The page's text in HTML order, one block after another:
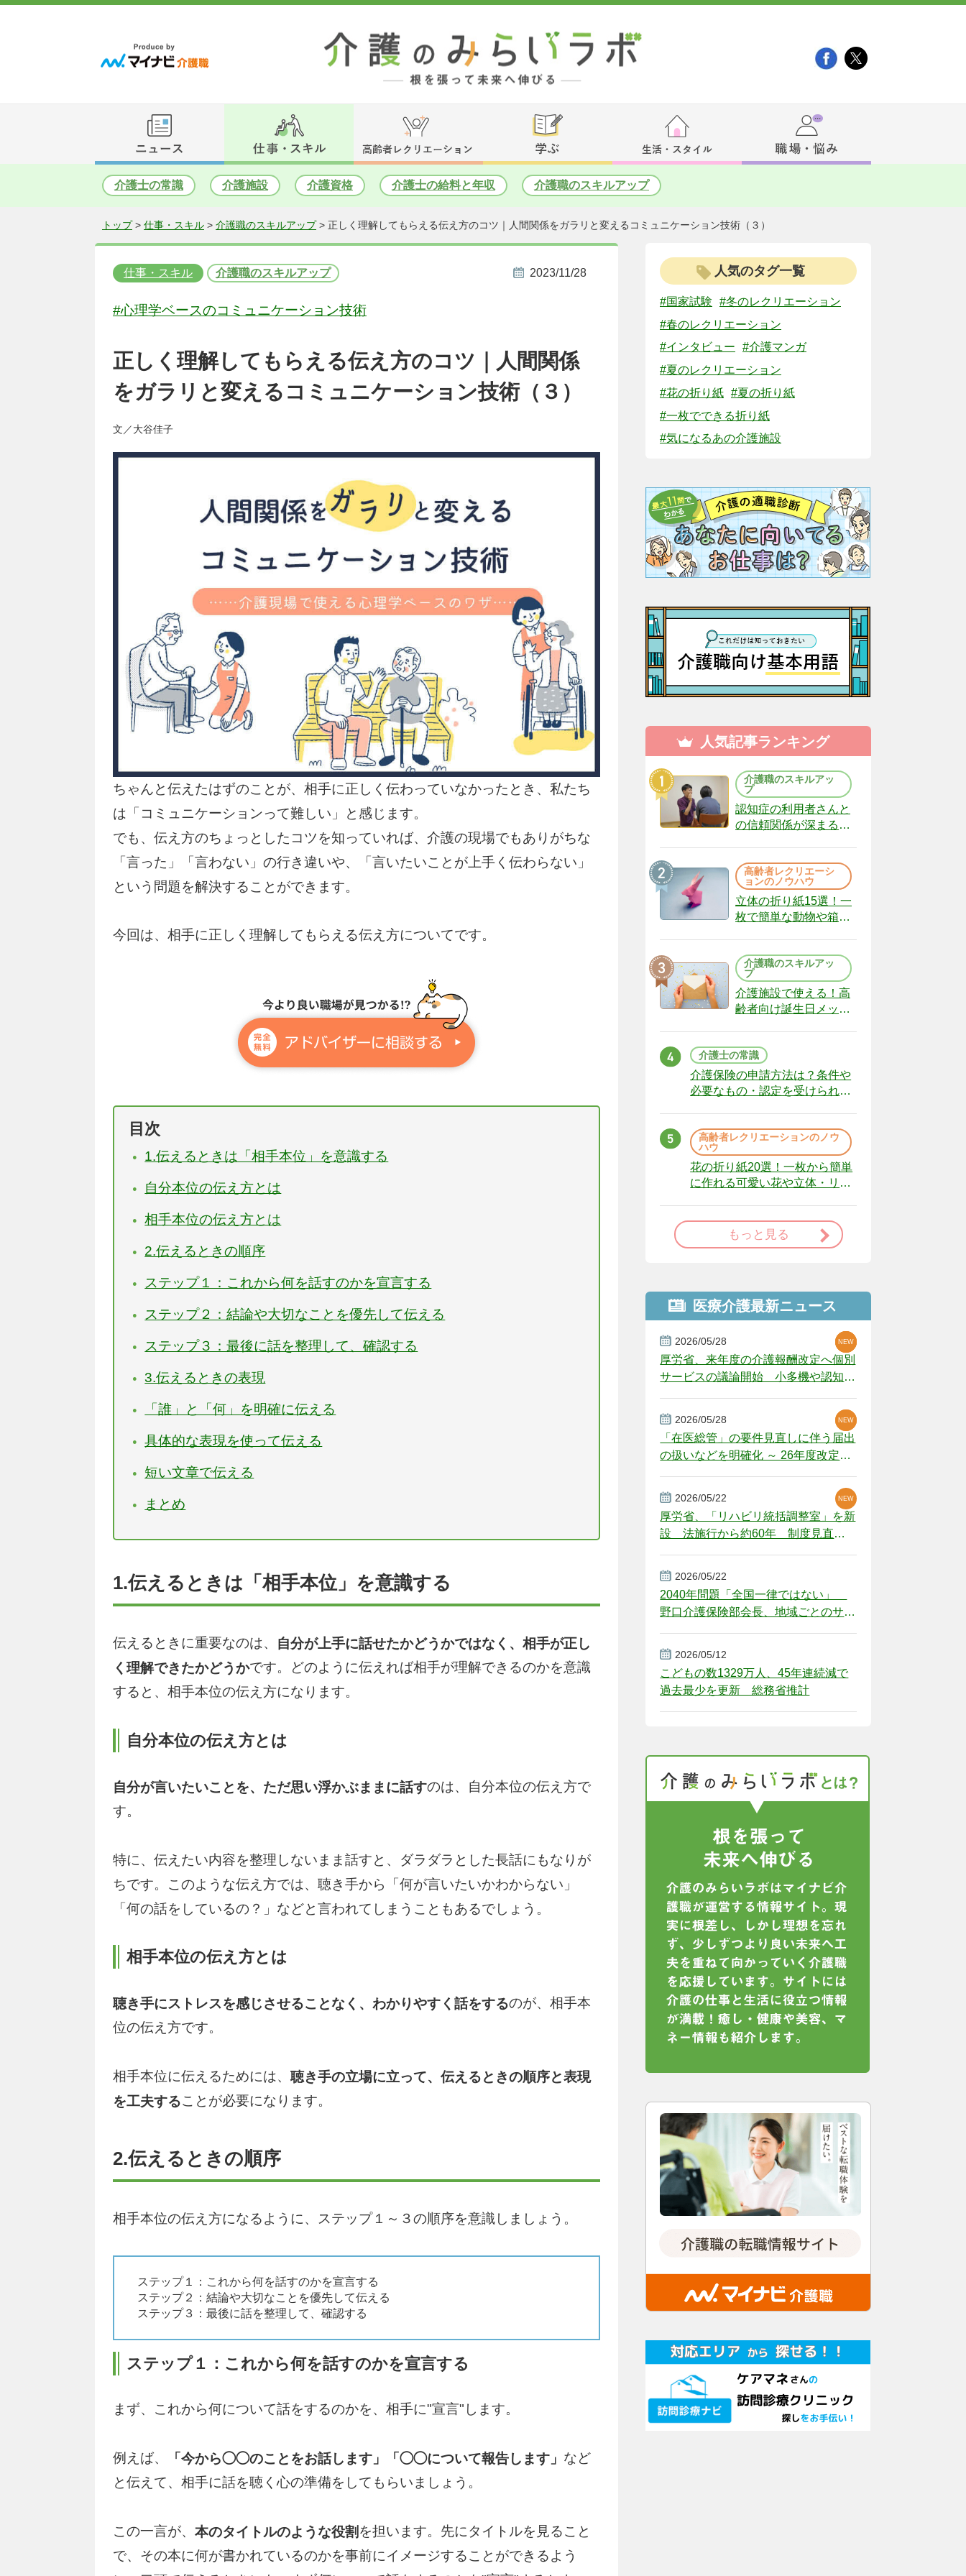
介護士の常識 介護施設 介護資格 介護士の給料と年収 介護職のスキルアップ
トップ> 仕事・スキル > 介護職のスキルアップ> 正しく理解してもらえる伝え方のコツ｜人間関係をガラリと変えるコミュニケーション技術（３）
仕事・スキル 介護職のスキルアップ 2023/11/28
#心理学ベースのコミュニケーション技術
正しく理解してもらえる伝え方のコツ｜人間関係
をガラリと変えるコミュニケーション技術（３）
文／大谷佳子
ちゃんと伝えたはずのことが、相手に正しく伝わっていなかったとき、私たち
は「コミュニケーションって難しい」と感じます。
でも、伝え方のちょっとしたコツを知っていれば、介護の現場でもありがちな
「言った」「言わない」の行き違いや、「言いたいことが上手く伝わらない」
という問題を解決することができます。
今回は、相手に正しく理解してもらえる伝え方についてです。
目次
1.伝えるときは「相手本位」を意識する
自分本位の伝え方とは
相手本位の伝え方とは
2.伝えるときの順序
ステップ１：これから何を話すのかを宣言する
ステップ２：結論や大切なことを優先して伝える
ステップ３：最後に話を整理して、確認する
3.伝えるときの表現
「誰」と「何」を明確に伝える
具体的な表現を使って伝える
短い文章で伝える
まとめ
1.伝えるときは「相手本位」を意識する
伝えるときに重要なのは、 自分が上手に話せたかどうかではなく、相手が正し
く理解できたかどうかです。どのように伝えれば相手が理解できるのかを意識
すると、相手本位の伝え方になります。
自分本位の伝え方とは
自分が言いたいことを、ただ思い浮かぶままに話すのは、自分本位の伝え方で
す。
特に、伝えたい内容を整理しないまま話すと、ダラダラとした長話にもなりが
ちです。このような伝え方では、聴き手から「何が言いたいかわからない」
「何の話をしているの？」などと言われてしまうこともあるでしょう。
相手本位の伝え方とは
聴き手にストレスを感じさせることなく、わかりやすく話をするのが、相手本
位の伝え方です。
相手本位に伝えるためには、 聴き手の立場に立って、伝えるときの順序と表現
を工夫することが必要になります。
2.伝えるときの順序
相手本位の伝え方になるように、ステップ１～３の順序を意識しましょう。
ステップ１：これから何を話すのかを宣言する
ステップ２：結論や大切なことを優先して伝える
ステップ３：最後に話を整理して、確認する
ステップ１：これから何を話すのかを宣言する
まず、これから何について話をするのかを、相手に"宣言"します。
例えば、 「今から◯◯のことをお話します」「◯◯について報告します」 など
と伝えて、相手に話を聴く心の準備をしてもらいましょう。
この一言が、 本のタイトルのような役割 を担います。先にタイトルを見ること
で、その本に何が書かれているのかを事前にイメージすることができるよう
人気のタグ一覧
#国家試験
#冬のレクリエーション
#春のレクリエーション
#インタビュー
#介護マンガ
#夏のレクリエーション
#花の折り紙 #夏の折り紙
#一枚でできる折り紙
#気になるあの介護施設
人気記事ランキング
介護職のスキルアッ
プ
認知症の利用者さんと
の信頼関係が深まる声
（22）
高齢者レクリエーシ
ョンのノウハウ
立体の折り紙15選！一
枚で簡単な動物や箱、
介護職のスキルアッ
プ
介護施設で使える！高
齢者向け誕生日メッセ
介護士の常識
介護保険の申請方法は？条件や
必要なもの・認定を受けられな
高齢者レクリエーションのノウ
ハウ
花の折り紙20選！一枚から簡単
に作れる可愛い花や立体・リー
もっと見る
医療介護最新ニュース
2026/05/28
厚労省、来年度の介護報酬改定へ個別
サービスの議論開始 小多機や認知症
NEW
NEW
NEW
2026/05/28
「在医総管」の要件見直しに伴う届出
の扱いなどを明確化 ～ 26年度改定疑
NEW
NEW
2026/05/22
厚労省、「リハビリ統括調整室」を新
設 法施行から約60年 制度見直し
NEW
2026/05/22
2040年問題「全国一律ではない」
野口介護保険部会長、地域ごとのサー
2026/05/12
こどもの数1329万人、45年連続減で
過去最少を更新 総務省推計